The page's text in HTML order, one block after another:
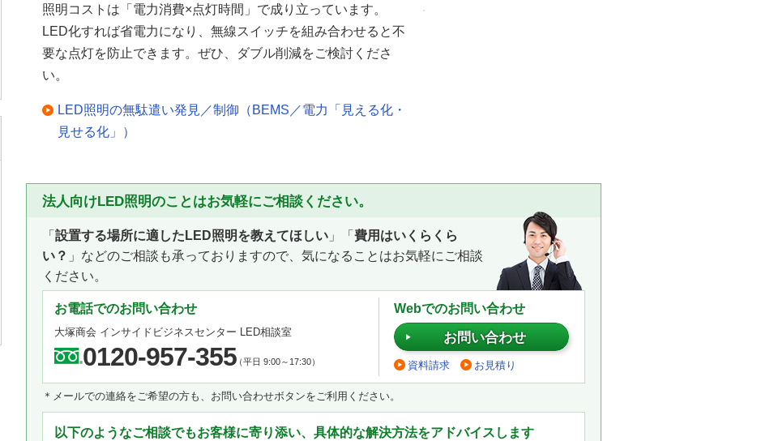
照明コストは「電力消費×点灯時間」で成り立っています。
LED化すれば省電力になり、無線スイッチを組み合わせると不
要な点灯を防止できます。ぜひ、ダブル削減をご検討くださ
い。
LED照明の無駄遣い発見／制御（BEMS／電力「見える化・
見せる化」）
法人向けLED照明のことはお気軽にご相談ください。
「 設置する場所に適したLED照明を教えてほしい 」「 費用はいくらくら
い？ 」などのご相談も承っておりますので、気になることはお気軽にご相談
ください。
お電話でのお問い合わせ
大塚商会 インサイドビジネスセンター LED相談室
0120-957-355（平日 9:00～17:30）
Webでのお問い合わせ
お問い合わせ
資料請求 お見積り
＊メールでの連絡をご希望の方も、お問い合わせボタンをご利用ください。
以下のようなご相談でもお客様に寄り添い、具体的な解決方法をアドバイスします